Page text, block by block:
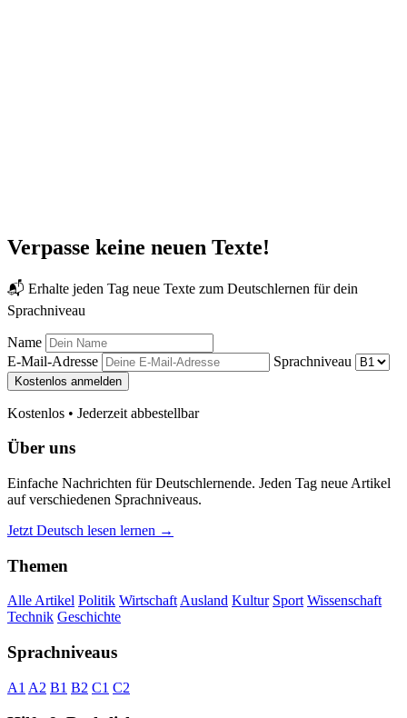
Verpasse keine neuen Texte!
📬 Erhalte jeden Tag neue Texte zum Deutschlernen für dein
Sprachniveau
Name
E-Mail-Adresse
Sprachniveau
Kostenlos anmelden
Kostenlos • Jederzeit abbestellbar
Über uns
Einfache Nachrichten für Deutschlernende. Jeden Tag neue Artikel
auf verschiedenen Sprachniveaus.
Jetzt Deutsch lesen lernen →
Themen
Alle Artikel Politik WirtschaftAusland Kultur Sport Wissenschaft
Technik Geschichte
Sprachniveaus
A1 A2 B1 B2 C1 C2